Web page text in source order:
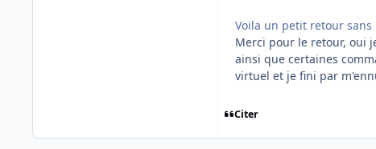
Voila un petit retour
Merci pour le retour, oui
ainsi que certaines
virtuel et je fini par
Citer